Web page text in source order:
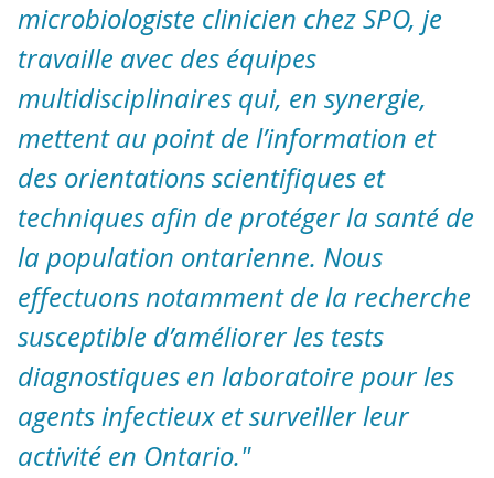
microbiologiste clinicien chez SPO, je
travaille avec des équipes
multidisciplinaires qui, en synergie,
mettent au point de l’information et
des orientations scientifiques et
techniques afin de protéger la santé de
la population ontarienne. Nous
effectuons notamment de la recherche
susceptible d’améliorer les tests
diagnostiques en laboratoire pour les
agents infectieux et surveiller leur
activité en Ontario."